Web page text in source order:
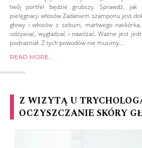
twój portfel będzie grubszy. Sprawdź, jak
pielęgnacji włosów Zadaniem szamponu jest
głowy i włosów z sebum, martwego
odżywiać, wygładzać i nawilżać. Ważne jest
podrażniał. Z tych powodów nie musimy...
READ MORE...
Z WIZYTĄ U
OCZYSZCZANIE SKÓRY